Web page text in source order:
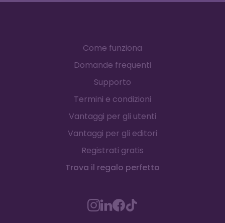
Come funziona
Domande frequenti
Supporto
Termini e condizioni
Vantaggi per gli utenti
Vantaggi per gli editori
Registrati gratis
Trova il regalo perfetto